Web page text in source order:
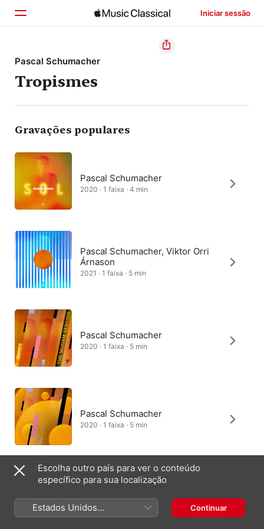
Iniciar sessão
Início
Explorar
Buscar
Pascal Schumacher
Tropismes
Gravações populares
Pascal Schumacher
2020 · 1 faixa · 4 min
Pascal Schumacher, Viktor Orri
Árnason
2021 · 1 faixa · 5 min
Pascal Schumacher
2020 · 1 faixa · 5 min
Pascal Schumacher
2020 · 1 faixa · 5 min
2020 · 1 faixa · 5 min
Escolha outro país para ver o conteúdo
específico para sua localização
Estados Unidos
(Português Brasil)
Continuar